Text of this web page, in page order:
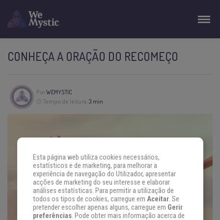
CONHEÇA A ORAÇÃO DO RECOMEÇO
PorWEMYSTIC
Tempo de leitura: 3 min
Esta página web utiliza cookies necessários,
estatísticos e de marketing, para melhorar a
experiência de navegação do Utilizador, apresentar
acções de marketing do seu interesse e elaborar
análises estatísticas. Para permitir a utilização de
todos os tipos de cookies, carregue em Aceitar. Se
pretender escolher apenas alguns, carregue em Gerir
preferências. Pode obter mais informação acerca de